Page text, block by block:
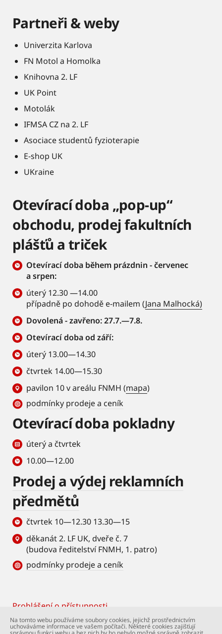
Partneři & weby
Univerzita Karlova
FN Motol a Homolka
Knihovna 2. LF
UK Point
Motolák
IFMSA CZ na 2. LF
Asociace studentů fyzioterapie
E-shop UK
UKraine
Otevírací doba „pop-up“
obchodu, prodej fakultních
plášťů a triček
Otevírací doba během prázdnin - červenec
a srpen:
úterý 12.30 —14.00
případně po dohodě e-mailem (Jana Malhocká)
Dovolená - zavřeno: 27.7.—7.8.
Otevírací doba od září:
úterý 13.00—14.30
čtvrtek 14.00—15.30
pavilon 10 v areálu FNMH (mapa)
podmínky prodeje a ceník
Otevírací doba pokladny
úterý a čtvrtek
10.00—12.00
Prodej a výdej reklamních
předmětů
čtvrtek 10—12.30 13.30—15
děkanát 2. LF UK, dveře č. 7
(budova ředitelství FNMH, 1. patro)
podmínky prodeje a ceník
Footer
Prohlášení o přístupnosti
© Univerzita Karlova – 2. lékařská fakulta. Všechna
Na tomto webu používáme soubory cookies, jejichž prostřednictvím
uchováváme informace ve vašem počítači. Některé cookies zajišťují